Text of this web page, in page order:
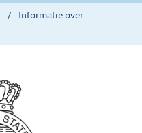
Informatie over